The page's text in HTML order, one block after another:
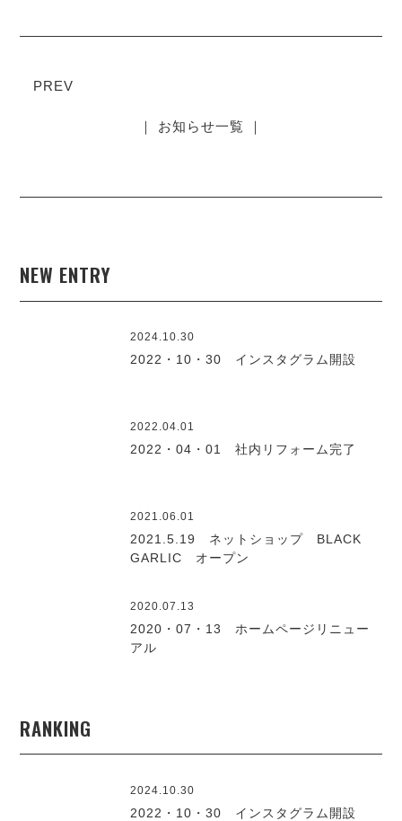
PREV
｜ お知らせ一覧 ｜
NEW ENTRY
2024.10.30
2022・10・30 インスタグラム開設
2022.04.01
2022・04・01 社内リフォーム完了
2021.06.01
2021.5.19 ネットショップ BLACK
GARLIC オープン
2020.07.13
2020・07・13 ホームページリニュー
アル
RANKING
2024.10.30
2022・10・30 インスタグラム開設